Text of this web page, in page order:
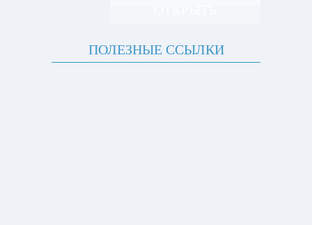
ПОЛЕЗНЫЕ ССЫЛКИ